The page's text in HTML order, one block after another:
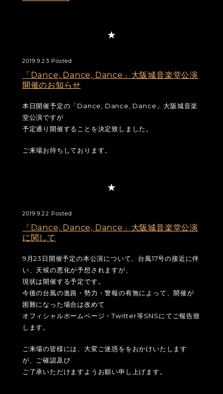
2019.9.23 Posted
「Dance, Dance, Dance」大阪城音楽堂公演
開催のお知らせ
本日開催予定の「Dance, Dance, Dance」大阪城音楽
堂公演ですが
予定通り開催することを決定致しました。
ご来場お待ちしております。
2019.9.22 Posted
「Dance, Dance, Dance」大阪城音楽堂公演
に関して
9月23日開催予定の本公演について、台風17号の接近に伴
い、天候の悪化が予想されますが、
現状は開催する予定です。
今後の台風の進路・勢力・警報の有無によって、開催が
困難になった場合は改めて
オフィシャルホームページ・Twitter等SNSにてご報告致
します。
ご来場の皆様には、大変ご迷惑ををおかけいたします
が、ご確認及び
ご了承いただけますようお願い申し上げます。